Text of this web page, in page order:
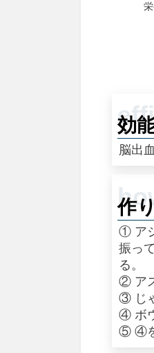
効
脳出
作
① ア
振っ
る。
② ア
③ じ
④ ボ
⑤ ④を